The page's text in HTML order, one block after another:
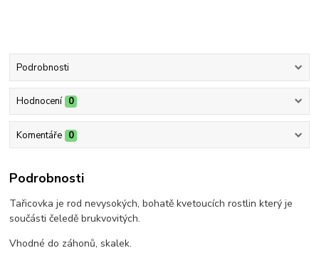
Podrobnosti
Hodnocení 0
Komentáře 0
Podrobnosti
Tařicovka je rod nevysokých, bohatě kvetoucích rostlin který je
součásti čeledě brukvovitých.
Vhodné do záhonů, skalek.